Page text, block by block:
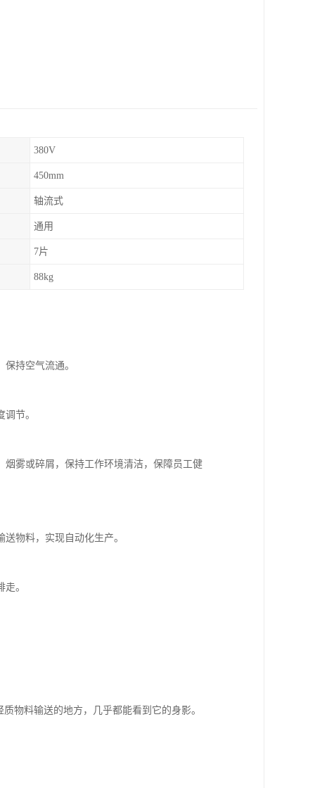
380V
450mm
轴流式
通用
7片
88kg
持空气流通。
节。
雾或碎屑，保持工作环境清洁，保障员工健
物料，实现自动化生产。
。
物料输送的地方，几乎都能看到它的身影。